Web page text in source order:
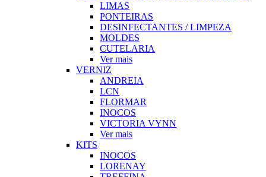
LIMAS
PONTEIRAS
DESINFECTANTES / LIMPEZA
MOLDES
CUTELARIA
Ver mais
VERNIZ
ANDREIA
LCN
FLORMAR
INOCOS
VICTORIA VYNN
Ver mais
KITS
INOCOS
LORENAY